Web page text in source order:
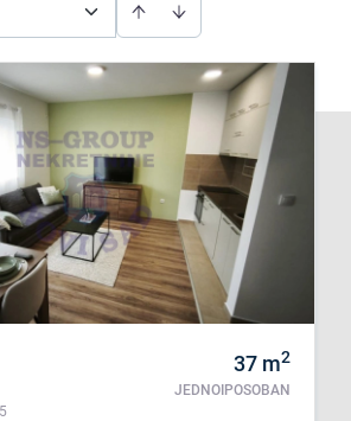
37 m2
JEDNOIPOSOBAN